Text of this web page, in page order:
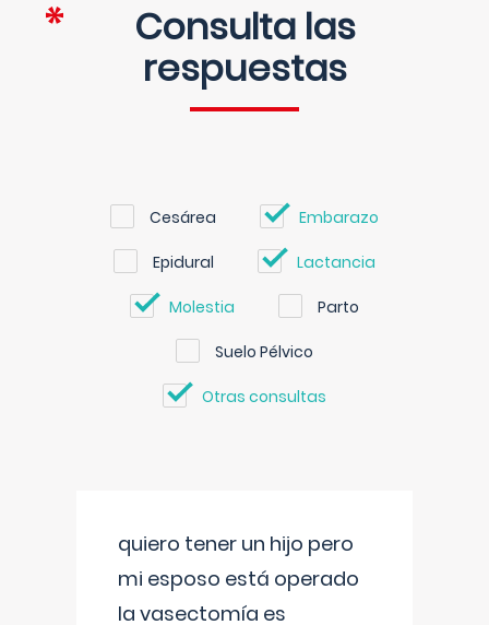
Consulta las
respuestas
Cesárea Embarazo
Epidural Lactancia
Molestia Parto
Suelo Pélvico
Otras consultas
quiero tener un hijo pero
mi esposo está operado
la vasectomía es